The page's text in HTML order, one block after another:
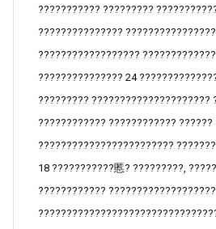
??????????? ?????????
???????????????
??????????????????
??????????????? 24
????????? ?????????????????????
???????????? ???????????? ??????
????????????????????????
18 ???????????慝? ?????????,
????????????